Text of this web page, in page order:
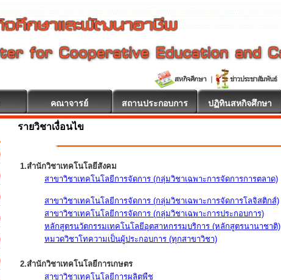
คณาจารย์ สถานประกอบการ ปฏิทินสหกิจศึกษา
รายวิชาเงื่อนไข
1.สำนักวิชาเทคโนโลยีสังคม
สาขาวิชาเทคโนโลยีการจัดการ (กลุ่มวิชาเฉพาะการจัดการการตลาด)
สาขาวิชาเทคโนโลยีการจัดการ (กลุ่มวิชาเฉพาะการจัดการโลจิสติกส์)
สาขาวิชาเทคโนโลยีการจัดการ (กลุ่มวิชาเฉพาะการประกอบการ)
หลักสูตรนวัตกรรมเทคโนโลยีอุตสาหกรรมบริการ (หลักสูตรนานาชาติ)
หมวดวิชาโทความเป็นผู้ประกอบการ (ทุกสาขาวิชา)
2.สำนักวิชาเทคโนโลยีการเกษตร
สาขาวิชาเทคโนโลยีการผลิตพืช